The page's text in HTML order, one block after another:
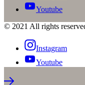
Youtube
© 2021 All rights
Instagram
Youtube